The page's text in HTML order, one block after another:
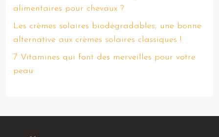
alimentaires pour chevaux ?
Les crèmes solaires biodégradables, une bonne
alternative aux crèmes solaires classiques !
7 Vitamines qui font des merveilles pour votre
peau